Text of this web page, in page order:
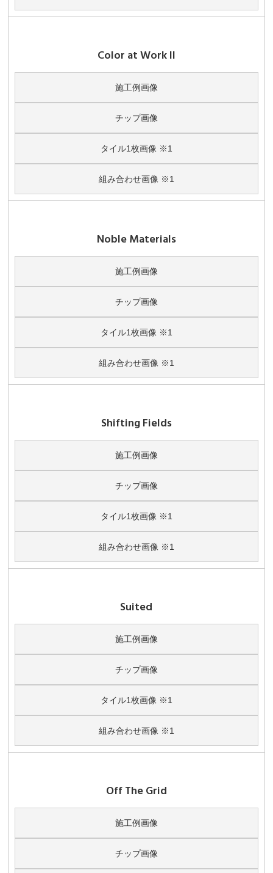
Color at Work II
施工例画像
チップ画像
タイル1枚画像 ※1
組み合わせ画像 ※1
Noble Materials
施工例画像
チップ画像
タイル1枚画像 ※1
組み合わせ画像 ※1
Shifting Fields
施工例画像
チップ画像
タイル1枚画像 ※1
組み合わせ画像 ※1
Suited
施工例画像
チップ画像
タイル1枚画像 ※1
組み合わせ画像 ※1
Off The Grid
施工例画像
チップ画像